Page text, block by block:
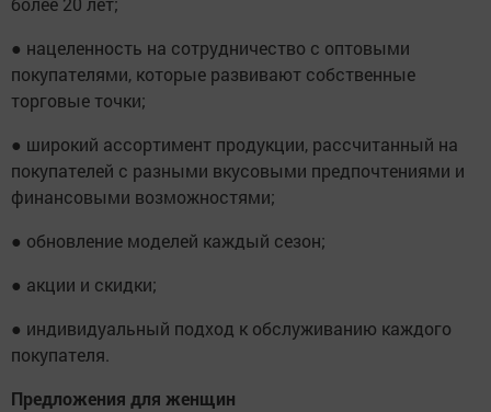
● нацеленность на сотрудничество с оптовыми
покупателями, которые развивают собственные
торговые точки;
● широкий ассортимент продукции, рассчитанный на
покупателей с разными вкусовыми предпочтениями и
финансовыми возможностями;
● обновление моделей каждый сезон;
● акции и скидки;
● индивидуальный подход к обслуживанию каждого
покупателя.
Предложения для женщин